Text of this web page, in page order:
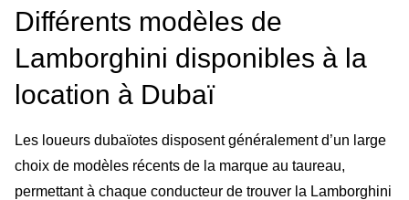
Différents modèles de
Lamborghini disponibles à la
location à Dubaï
Les loueurs dubaïotes disposent généralement d’un large
choix de modèles récents de la marque au taureau,
permettant à chaque conducteur de trouver la Lamborghini